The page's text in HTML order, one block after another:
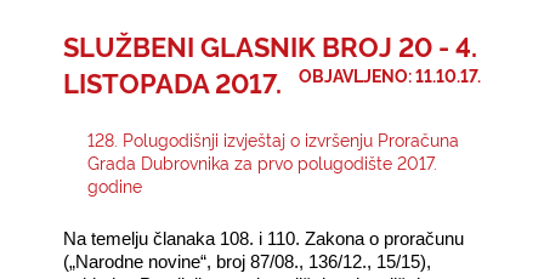
E-USLUGE
SLUŽBENI GLASNIK BROJ 20 - 4.
LISTOPADA 2017.
OBJAVLJENO: 11.10.17.
128. Polugodišnji izvještaj o izvršenju Proračuna
Grada Dubrovnika za prvo polugodište 2017.
godine
Na temelju članaka 108. i 110. Zakona o proračunu
(„Narodne novine“, broj 87/08., 136/12., 15/15),